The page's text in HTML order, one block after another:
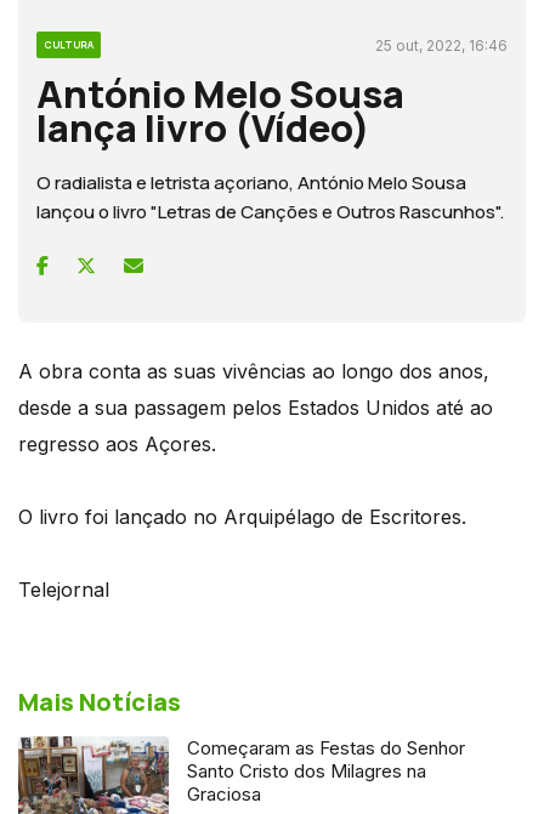
CULTURA 25 out, 2022, 16:46
António Melo Sousa
lança livro (Vídeo)
O radialista e letrista açoriano, António Melo Sousa
lançou o livro "Letras de Canções e Outros Rascunhos".
A obra conta as suas vivências ao longo dos anos,
desde a sua passagem pelos Estados Unidos até ao
regresso aos Açores.
O livro foi lançado no Arquipélago de Escritores.
Telejornal
Mais Notícias
Começaram as Festas do Senhor
Santo Cristo dos Milagres na
Graciosa